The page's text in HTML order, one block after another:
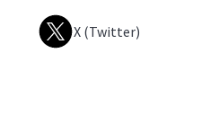
X (Twitter)